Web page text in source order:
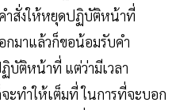
ำสั่งให้หยุดปฏิบัติหน้าที่
กมาแล้วก็ขอน้อมรับคํา
บัติหน้าที่ แต่ว่ามีเวลา
ะทําให้เต็มที่ ในการที่จะบอก